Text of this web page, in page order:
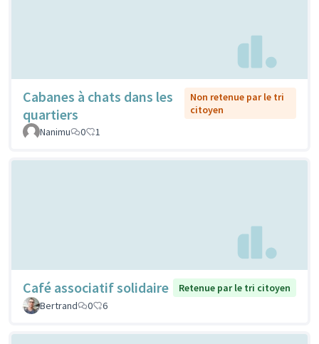
Cabanes à chats dans les
quartiers
Non retenue par le tri
citoyen
Nanimu
0 1
Café associatif solidaire
Retenue par le tri citoyen
Bertrand
0 6